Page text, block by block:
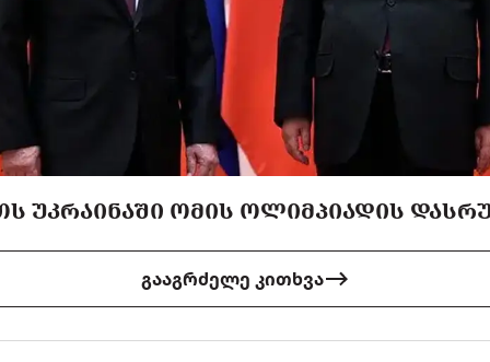
ᲣᲙᲠᲐᲘᲜᲐᲨᲘ ᲝᲛᲘᲡ ᲝᲚᲘᲛᲞᲘᲐᲓᲘᲡ
გააგრძელე კითხვა